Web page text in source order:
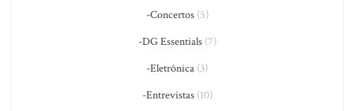
-Concertos(5)
-DG Essentials(7)
-Eletrônica (3)
-Entrevistas(10)